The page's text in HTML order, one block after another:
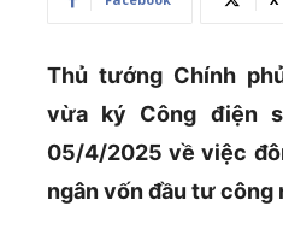
Thủ tướng Chính
vừa ký Công điện
05/4/2025 về việc
ngân vốn đầu tư công